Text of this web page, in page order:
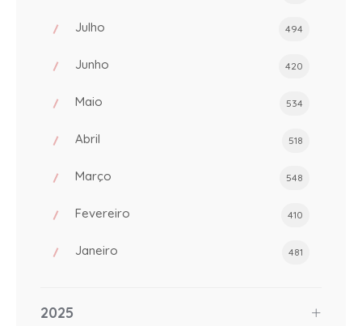
Julho 494
Junho 420
Maio 534
Abril 518
Março 548
Fevereiro 410
Janeiro 481
2025